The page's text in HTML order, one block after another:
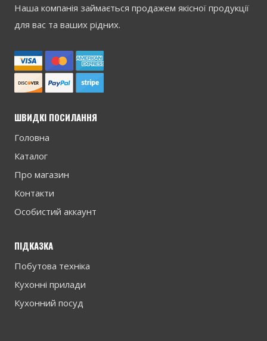
Наша компанія займається продажем якісної продукції
для вас та ваших рідних.
ШВИДКІ ПОСИЛАННЯ
Головна
Каталог
Про магазин
Контакти
Особистий аккаунт
ПІДКАЗКА
Побутова техніка
Кухонні прилади
Кухонний посуд